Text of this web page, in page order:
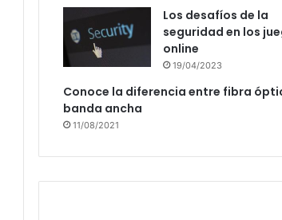
Los desafíos de la
seguridad en los
online
19/04/2023
Conoce la diferencia entre fibra
banda ancha
11/08/2021